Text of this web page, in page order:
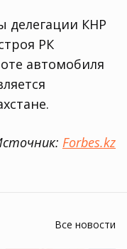
делегации КНР
РК
автомобиля
Forbes.kz
Все новости